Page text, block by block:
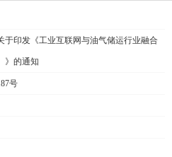
于印发《工业互联网与油气储运行业融合
》的通知
号